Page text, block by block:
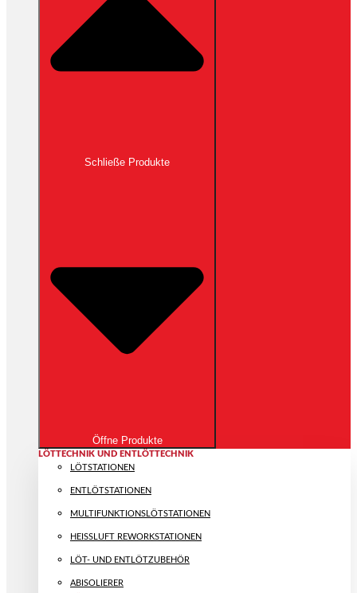
Schließe Produkte
Öffne Produkte
LÖTTECHNIK UND ENTLÖTTECHNIK
LÖTSTATIONEN
ENTLÖTSTATIONEN
MULTIFUNKTIONS­LÖTSTATIONEN
HEISSLUFT REWORKSTATIONEN
LÖT- UND ENTLÖTZUBEHÖR
ABISOLIERER